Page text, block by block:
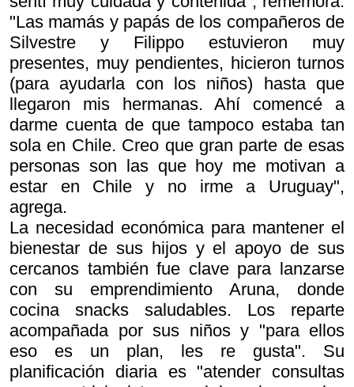
"Las mamás y papás de los compañeros de
Silvestre y Filippo estuvieron muy
presentes, muy pendientes, hicieron turnos
(para ayudarla con los niños) hasta que
llegaron mis hermanas. Ahí comencé a
darme cuenta de que tampoco estaba tan
sola en Chile. Creo que gran parte de esas
personas son las que hoy me motivan a
estar en Chile y no irme a Uruguay",
agrega.
La necesidad económica para mantener el
bienestar de sus hijos y el apoyo de sus
cercanos también fue clave para lanzarse
con su emprendimiento Aruna, donde
cocina snacks saludables. Los reparte
acompañada por sus niños y "para ellos
eso es un plan, les re gusta". Su
planificación diaria es "atender consultas